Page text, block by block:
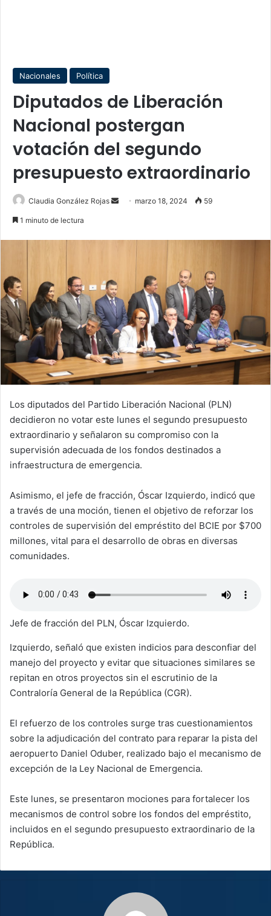
Nacionales Política
Diputados de Liberación
Nacional postergan
votación del segundo
presupuesto extraordinario
Claudia González Rojas
Send marzo 18, 2024 59
1 minuto de lectura
Los diputados del Partido Liberación Nacional (PLN)
decidieron no votar este lunes el segundo presupuesto
extraordinario y señalaron su compromiso con la
supervisión adecuada de los fondos destinados a
infraestructura de emergencia.
Asimismo, el jefe de fracción, Óscar Izquierdo, indicó que
a través de una moción, tienen el objetivo de reforzar los
controles de supervisión del empréstito del BCIE por $700
millones, vital para el desarrollo de obras en diversas
comunidades.
Jefe de fracción del PLN, Óscar Izquierdo.
Izquierdo, señaló que existen indicios para desconfiar del
manejo del proyecto y evitar que situaciones similares se
repitan en otros proyectos sin el escrutinio de la
Contraloría General de la República (CGR).
El refuerzo de los controles surge tras cuestionamientos
sobre la adjudicación del contrato para reparar la pista del
aeropuerto Daniel Oduber, realizado bajo el mecanismo de
excepción de la Ley Nacional de Emergencia.
Este lunes, se presentaron mociones para fortalecer los
mecanismos de control sobre los fondos del empréstito,
incluidos en el segundo presupuesto extraordinario de la
República.